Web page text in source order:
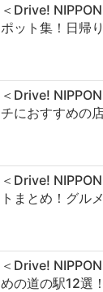
＜Drive!
ポット集！日帰
＜Drive!
チにおすすめの
＜Drive!
トまとめ！グル
＜Drive!
めの道の駅12選